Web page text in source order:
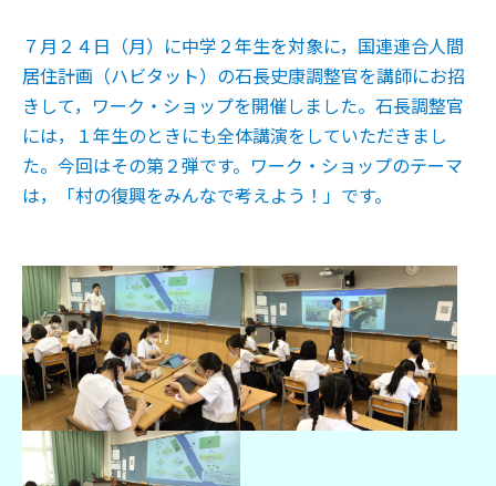
７月２４日（月）に中学２年生を対象に，国連連合人間
居住計画（ハビタット）の石長史康調整官を講師にお招
きして，ワーク・ショップを開催しました。石長調整官
には，１年生のときにも全体講演をしていただきまし
た。今回はその第２弾です。ワーク・ショップのテーマ
は，「村の復興をみんなで考えよう！」です。